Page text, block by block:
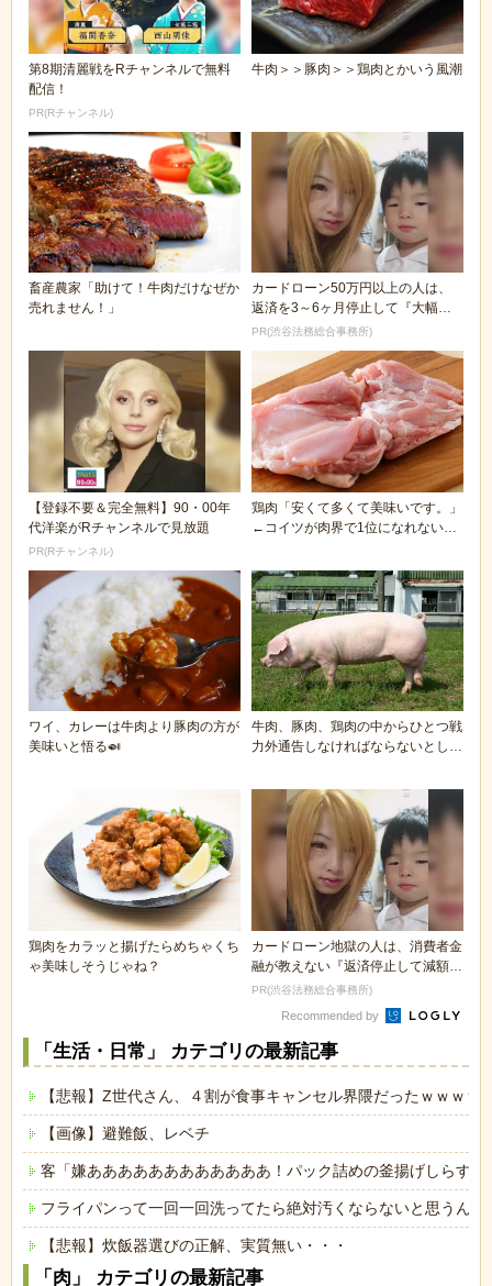
第8期清麗戦をRチャンネルで無料
配信！
PR(Rチャンネル)
牛肉＞＞豚肉＞＞鶏肉とかいう風潮
畜産農家「助けて！牛肉だけなぜか
売れません！」
カードローン50万円以上の人は、
返済を3～6ヶ月停止して『大幅に
減額してから返済...
PR(渋谷法務総合事務所)
【登録不要＆完全無料】90・00年
代洋楽がRチャンネルで見放題
PR(Rチャンネル)
鶏肉「安くて多くて美味いです。」
←コイツが肉界で1位になれない理
ワイ、カレーは牛肉より豚肉の方が
美味いと悟る🍛
牛肉、豚肉、鶏肉の中からひとつ戦
力外通告しなければならないとした
鶏肉をカラッと揚げたらめちゃくち
ゃ美味しそうじゃね？
カードローン地獄の人は、消費者金
融が教えない『返済停止して減額・
免除する方法』で...
PR(渋谷法務総合事務所)
Recommended by
「生活・日常」 カテゴリの最新記事
【悲報】Z世代さん、４割が食事キャンセル界隈だったｗｗｗｗ
【画像】避難飯、レベチ
客「嫌ああああああああああああ！パック詰めの釜揚げしらす
フライパンって一回一回洗ってたら絶対汚くならないと思うんや
【悲報】炊飯器選びの正解、実質無い・・・
「肉」 カテゴリの最新記事